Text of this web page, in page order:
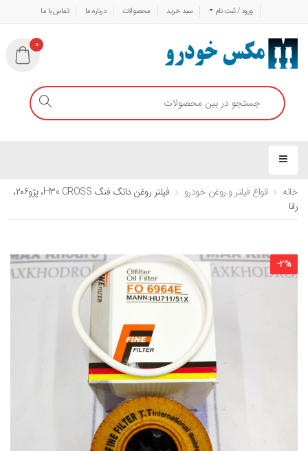
ورود / ثبت نام سبد خرید محصولات درباره ما تماس با ما
0
خانه انواع فیلتر و روغن خودرو
فیلتر روغن دانگ فنگ H30 CROSS، پژو۲۰۶،
رانا
-2%